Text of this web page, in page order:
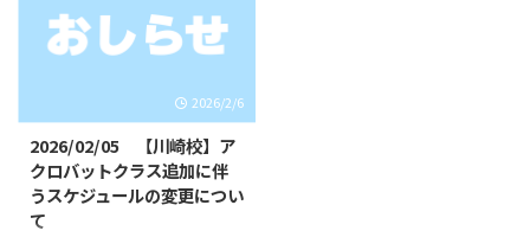
す！バク転を出来るようになりた
いお子様やできるようになりたい
技など基礎基本から競技レベルの
者未経験の方でもスタッフが丁寧
全日本大会出場経験のある先生が
直接指導いたします👨‍🏫 短期集
中クラス概要 日時・日程 日程１
（キッズ体操） ①5月4日
2026/2/6
2026/02/05 【川崎校】ア
クロバットクラス追加に伴
うスケジュールの変更につい
て